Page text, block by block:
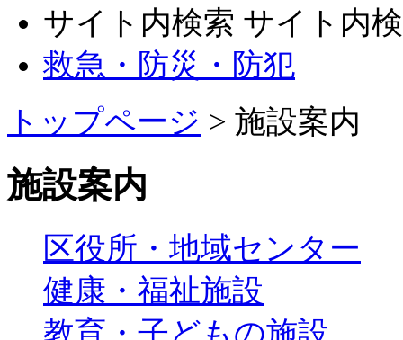
サイト内検索 サイト内
救急・防災・防犯
トップページ > 施設案内
施設案内
区役所・地域センター
健康・福祉施設